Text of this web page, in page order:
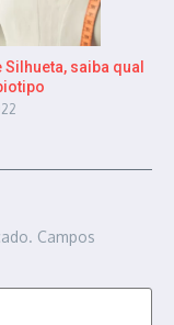
saiba qual
Campos